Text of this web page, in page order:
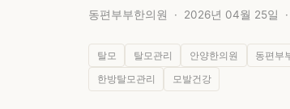
동편부부한의원 · 2026년 04월 25일
탈모 탈모관리 안양한의원 동편부
한방탈모관리
모발건강